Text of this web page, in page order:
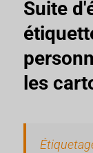
Suite
les